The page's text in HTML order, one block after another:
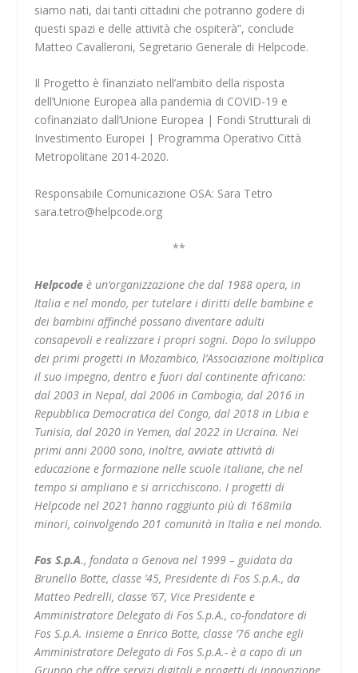
siamo nati, dai tanti cittadini che potranno godere di
questi spazi e delle attività che ospiterà”, conclude
Matteo Cavalleroni, Segretario Generale di Helpcode.
Il Progetto è finanziato nell’ambito della risposta
dell’Unione Europea alla pandemia di COVID-19 e
cofinanziato dall’Unione Europea | Fondi Strutturali di
Investimento Europei | Programma Operativo Città
Metropolitane 2014-2020.
Responsabile Comunicazione OSA: Sara Tetro
sara.tetro@helpcode.org
**
Helpcodeè un’organizzazione che dal 1988 opera, in
Italia e nel mondo, per tutelare i diritti delle bambine e
dei bambini affinché possano diventare adulti
consapevoli e realizzare i propri sogni. Dopo lo sviluppo
dei primi progetti in Mozambico, l’Associazione moltiplica
il suo impegno, dentro e fuori dal continente africano:
dal 2003 in Nepal, dal 2006 in Cambogia, dal 2016 in
Repubblica Democratica del Congo, dal 2018 in Libia e
Tunisia, dal 2020 in Yemen, dal 2022 in Ucraina. Nei
primi anni 2000 sono, inoltre, avviate attività di
educazione e formazione nelle scuole italiane, che nel
tempo si ampliano e si arricchiscono. I progetti di
Helpcode nel 2021 hanno raggiunto più di 168mila
minori, coinvolgendo 201 comunità in Italia e nel mondo.
Fos S.p.A., fondata a Genova nel 1999 – guidata da
Brunello Botte, classe ’45, Presidente di Fos S.p.A., da
Matteo Pedrelli, classe ’67, Vice Presidente e
Amministratore Delegato di Fos S.p.A., co-fondatore di
Fos S.p.A. insieme a Enrico Botte, classe ‘76 anche egli
Amministratore Delegato di Fos S.p.A.- è a capo di un